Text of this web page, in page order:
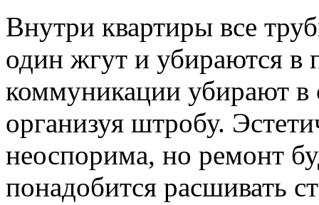
Внутри квартиры все
один жгут и убираются в
коммуникации убирают в
организуя штробу.
неоспорима, но ремонт
понадобится расшивать